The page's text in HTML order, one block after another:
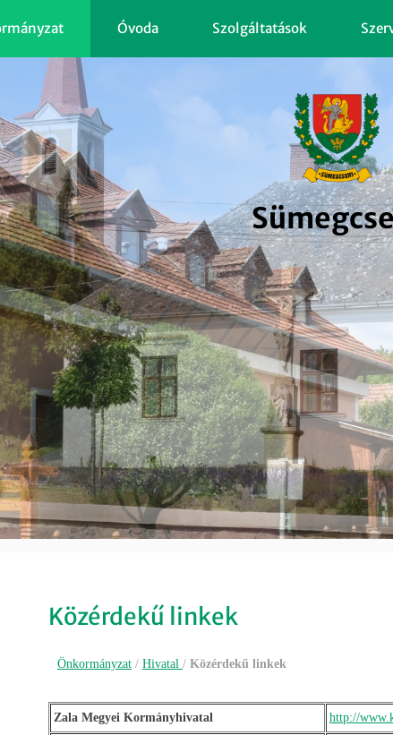
Óvoda Szolgáltatások
Közérdekű linkek
Önkormányzat / Hivatal / Közérdekű linkek
Zala Megyei Kormányhivatal
http://